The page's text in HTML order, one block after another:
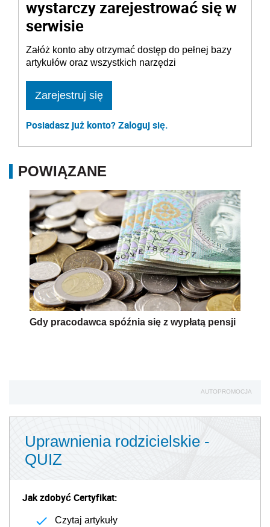
wystarczy zarejestrować się w
serwisie
Załóż konto aby otrzymać dostęp do pełnej bazy
artykułów oraz wszystkich narzędzi
Zarejestruj się
Posiadasz już konto? Zaloguj się.
POWIĄZANE
Gdy pracodawca spóźnia się z wypłatą pensji
AUTOPROMOCJA
Uprawnienia rodzicielskie -
QUIZ
Jak zdobyć Certyfikat:
Czytaj artykuły